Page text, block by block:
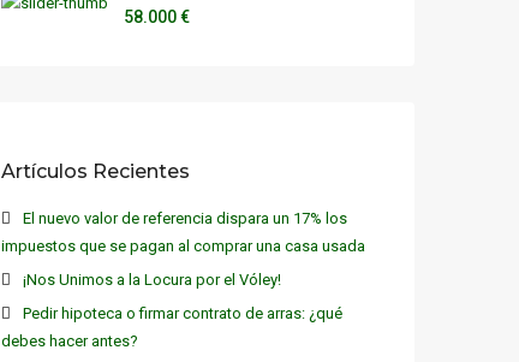
58.000 €
Artículos Recientes
El nuevo valor de referencia dispara un 17% los
impuestos que se pagan al comprar una casa usada
¡Nos Unimos a la Locura por el Vóley!
Pedir hipoteca o firmar contrato de arras: ¿qué
debes hacer antes?